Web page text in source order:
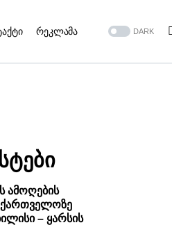
რეკლამა DARK
ამოღების
– ყარსის